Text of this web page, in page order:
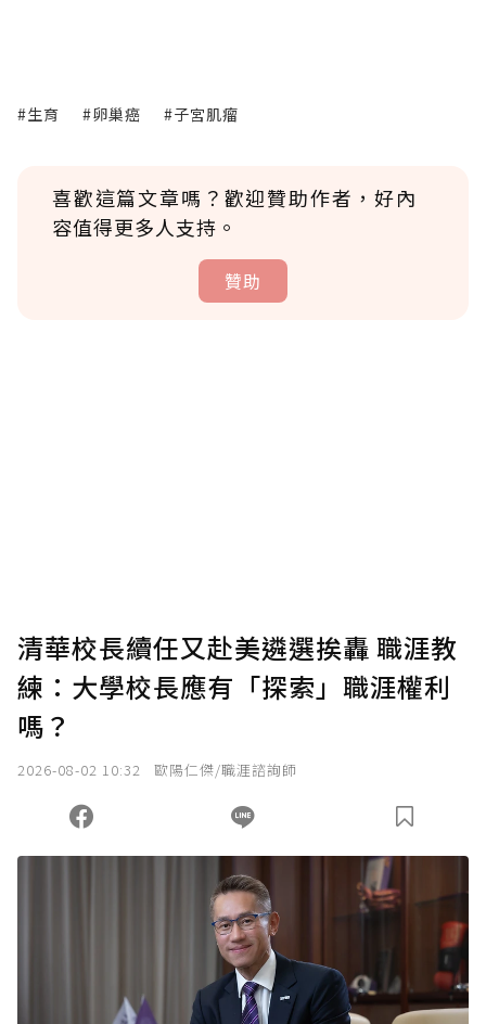
#生育 #卵巢癌 #子宮肌瘤
喜歡這篇文章嗎？歡迎贊助作者，好內
容值得更多人支持。
贊助
確認送出
您當前剩餘 U 利點數：0點；前往 購買點數
清華校長續任又赴美遴選挨轟 職涯教
練：大學校長應有「探索」職涯權利
嗎？
2026-08-02 10:32 歐陽仁傑/職涯諮詢師